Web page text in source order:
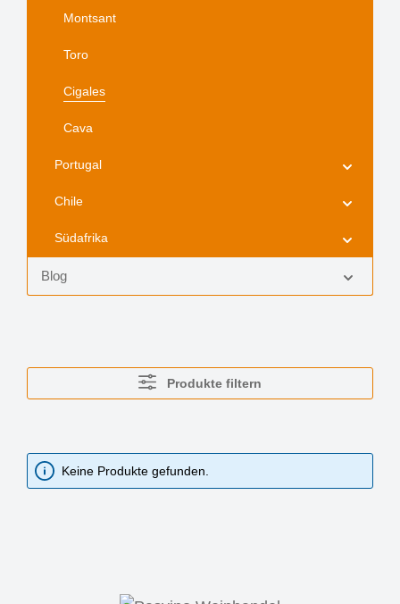
Montsant
Toro
Cigales
Cava
Portugal
Chile
Südafrika
Blog
Produkte filtern
Keine Produkte gefunden.